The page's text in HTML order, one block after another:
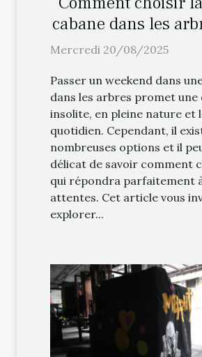
cabane dans les
votre weekend
Mercredi 20/08/2025
Passer un weekend dans
dans les arbres promet une
insolite, en pleine nature et
quotidien. Cependant, il
nombreuses options et il
délicat de savoir comment
qui répondra parfaitement
attentes. Cet article vous
explorer...